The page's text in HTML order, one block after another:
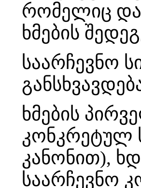
რომელიც
ხმების
საარჩევნო
ხმების
კონკრეტულ
კანონით),
საარჩევნო